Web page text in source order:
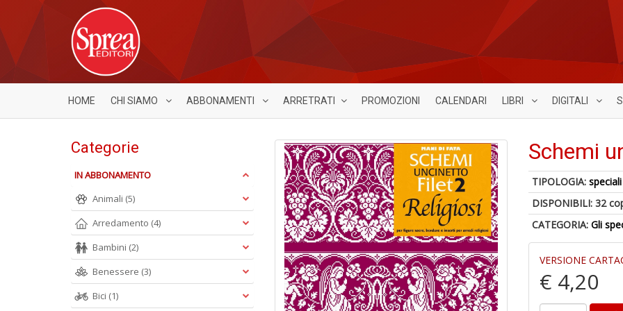
HOME CHI SIAMO ABBONAMENTI ARRETRATI PROMOZIONI CALENDARI LIBRI DIGITALI
Schemi
TIPOLOGIA:speciali
DISPONIBILI:32
CATEGORIA:Gli
VERSIONE
€ 4,20
Categorie
IN ABBONAMENTO
Animali (5)
Arredamento (4)
Bambini (2)
Benessere (3)
Bici (1)